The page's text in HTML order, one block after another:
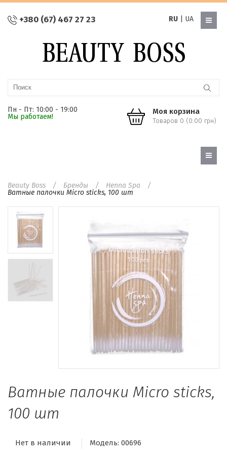
+380 (67) 467 27 23 RU| UA
Пн - Пт: 10:00 - 19:00
Мы работаем!
Моя корзина
Товаров 0 (0.00 грн)
Beauty Boss Бренды
Henna Spa
Ватные палочки Micro sticks, 100 шт
Ватные палочки Micro sticks,
100 шт
Нет в наличии Модель: 00696